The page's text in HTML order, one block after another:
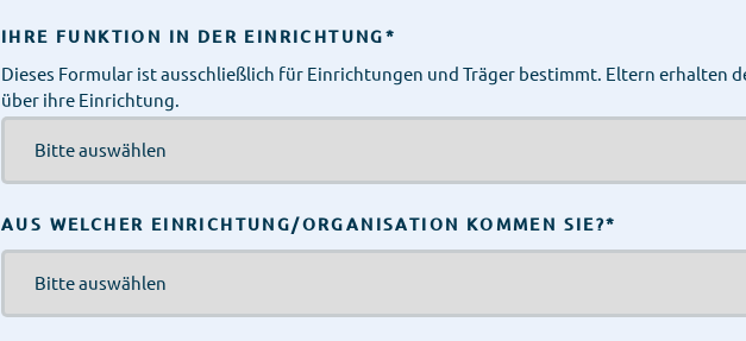
IHRE FUNKTION IN DER EINRICHTUNG*
Dieses Formular ist ausschließlich für Einrichtungen und Träger bestimmt. Eltern erhalten
über ihre Einrichtung.
AUS WELCHER EINRICHTUNG/ORGANISATION KOMMEN SIE?*